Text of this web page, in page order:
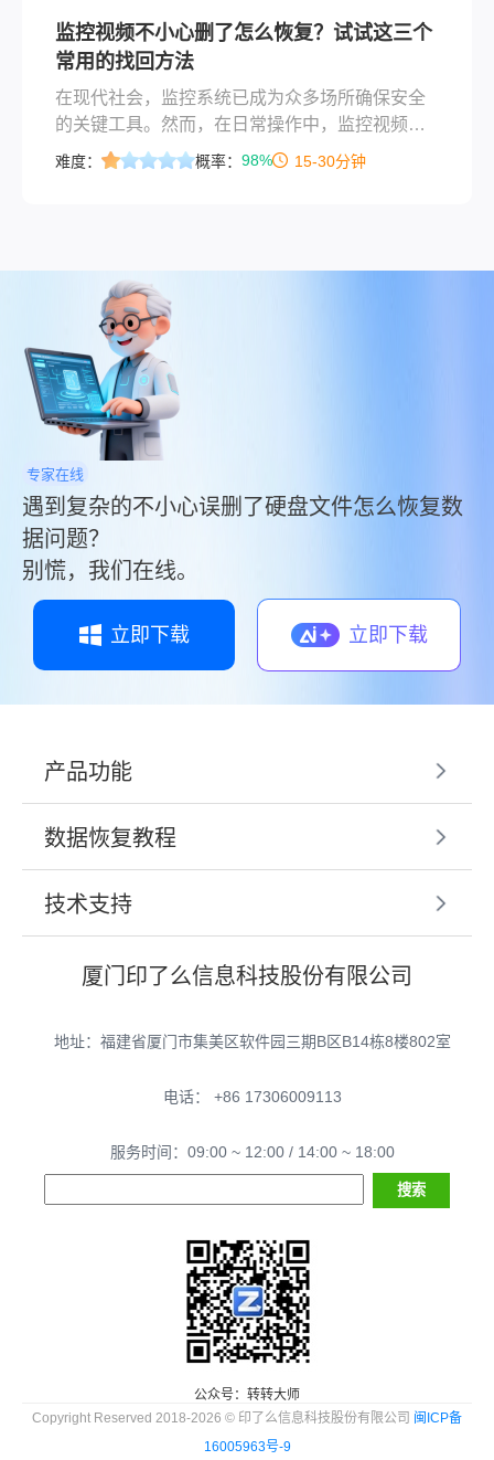
监控视频不小心删了怎么恢复？试试这三个
常用的找回方法
在现代社会，监控系统已成为众多场所确保安全
的关键工具。然而，在日常操作中，监控视频因
各种原因被误删的情况时有发生，这不仅可能导
难度： 概率： 98% 15-30分钟
专家在线
遇到复杂的不小心误删了硬盘文件怎么恢复数
据问题？
别慌，我们在线。
立即下载 立即下载
产品功能
数据恢复教程
技术支持
厦门印了么信息科技股份有限公司
地址：福建省厦门市集美区软件园三期B区B14栋8楼802室
电话： +86 17306009113
服务时间：09:00 ~ 12:00 / 14:00 ~ 18:00
公众号：转转大师
Copyright Reserved 2018-2026 © 印了么信息科技股份有限公司 闽ICP备
16005963号-9